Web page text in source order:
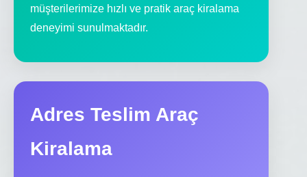
müşterilerimize hızlı ve pratik araç kiralama
deneyimi sunulmaktadır.
Adres Teslim Araç
Kiralama